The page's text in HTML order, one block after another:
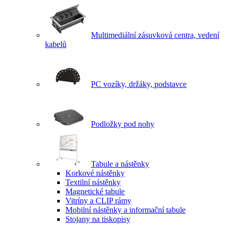
Multimediální zásuvková centra, vedení
kabelů
PC vozíky, držáky, podstavce
Podložky pod nohy
Tabule a nástěnky
Korkové nástěnky
Textilní nástěnky
Magnetické tabule
Vitríny a CLIP rámy
Mobilní nástěnky a informační tabule
Stojany na tiskopisy